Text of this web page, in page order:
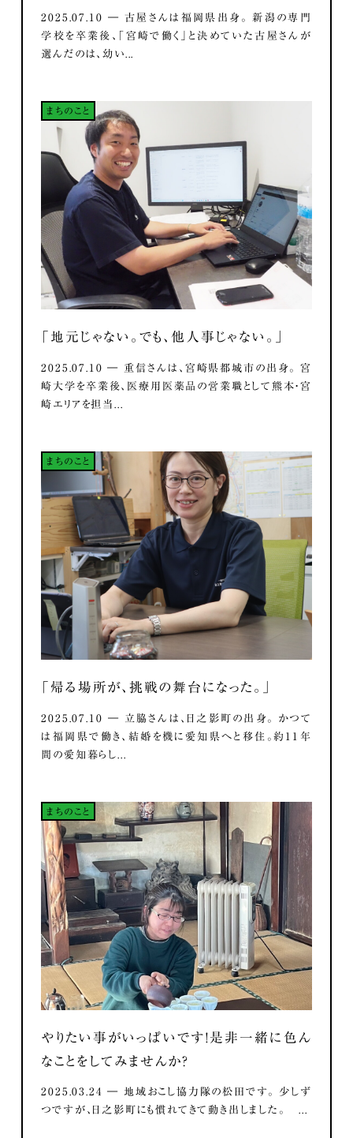
2025.07.10 ― 古屋さんは福岡県出身。 新潟の専門
学校を卒業後、「宮崎で働く」と決めていた古屋さんが
選んだのは、幼い...
まちのこと
「地元じゃない。でも、他人事じゃない。」
2025.07.10 ― 重信さんは、宮崎県都城市の出身。 宮
崎大学を卒業後、医療用医薬品の営業職として熊本・宮
崎エリアを担当...
まちのこと
「帰る場所が、挑戦の舞台になった。」
2025.07.10 ― 立脇さんは、日之影町の出身。 かつて
は福岡県で働き、結婚を機に愛知県へと移住。約11年
間の愛知暮らし...
まちのこと
やりたい事がいっぱいです！是非一緒に色ん
なことをしてみませんか？
2025.03.24 ― 地域おこし協力隊の松田です。 少しず
つですが、日之影町にも慣れてきて動き出しました。 ...